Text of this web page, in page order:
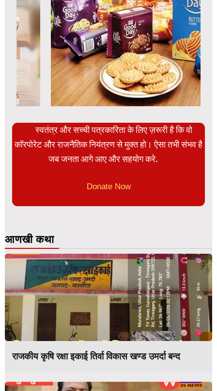
स्वतंत्र और सच्ची पत्रकारिता के लिए ज़रूरी है कि वो
कॉरपोरेट और राजनैतिक नियंत्रण से मुक्त हो। ऐसा तभी संभव है
जब जनता आगे आए और सहयोग करे.
Donate Now
आणखी कथा
राजकीय कृषि रक्षा इकाई तिर्वा विकास खण्ड उमर्दा बन्द